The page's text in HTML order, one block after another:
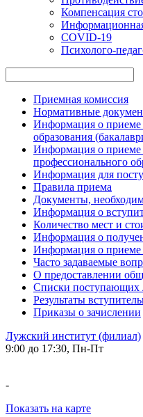
Компенсация
COVID-19
Психолого-
Приемная комиссия
Нормативные
Информация о приеме
образования
Информация о приеме
профессионального
Информация для
Правила приема
Документы,
Информация о
Количество мест и
Информация о
Информация о приеме
Часто задаваемые
О предоставлении
Списки поступающих
Результаты
Приказы о зачислении
Лужский институт (филиал)
9:00 до 17:30, Пн-Пт
-
Показать на карте